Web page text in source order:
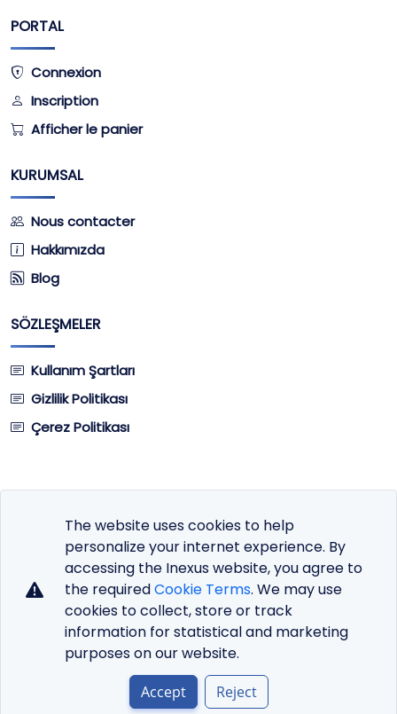
The website uses cookies to help
personalize your internet experience. By
accessing the Inexus website, you agree to
the requiredCookie Terms. We may use
cookies to collect, store or track
information for statistical and marketing
purposes on our website.
Accept Reject
PORTAL
Connexion
Inscription
Afficher le panier
KURUMSAL
Nous contacter
Hakkımızda
Blog
SÖZLEŞMELER
Kullanım Şartları
Gizlilik Politikası
Çerez Politikası
Para Birimi
Copyright © 2026 DHost Premium Hosting Service.
Tous droits réservés.
AjansXMarkasıdır!